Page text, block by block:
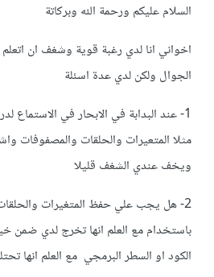
السلام عليكم ورحمة الله وبركاتة
اخواني انا لدي رغبة قوية وشغف ان اتعلم
الجوال ولكن لدي عدة اسئلة
1- عند البدابة في الابحار في
مثلا المتعيرات والحلقات والمصفوفات
ويخف عندي الشغف قليلا
2- هل يجب علي حفظ المتغيرات
باستخدام مع العلم انها تخرج لدي ضمن
الكود او السطر البرمجي مع العلم انها